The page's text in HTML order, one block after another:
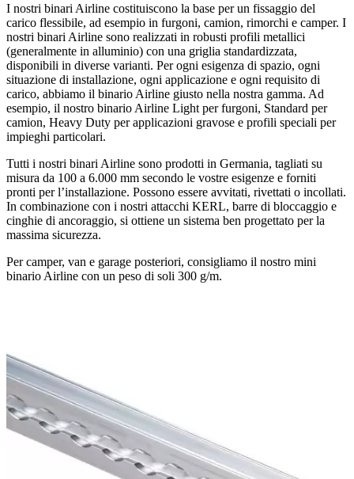
I nostri binari Airline costituiscono la base per un fissaggio del
carico flessibile, ad esempio in furgoni, camion, rimorchi e camper. I
nostri binari Airline sono realizzati in robusti profili metallici
(generalmente in alluminio) con una griglia standardizzata,
disponibili in diverse varianti. Per ogni esigenza di spazio, ogni
situazione di installazione, ogni applicazione e ogni requisito di
carico, abbiamo il binario Airline giusto nella nostra gamma. Ad
esempio, il nostro binario Airline Light per furgoni, Standard per
camion, Heavy Duty per applicazioni gravose e profili speciali per
impieghi particolari.
Tutti i nostri binari Airline sono prodotti in Germania, tagliati su
misura da 100 a 6.000 mm secondo le vostre esigenze e forniti
pronti per l’installazione. Possono essere avvitati, rivettati o incollati.
In combinazione con i nostri attacchi KERL, barre di bloccaggio e
cinghie di ancoraggio, si ottiene un sistema ben progettato per la
massima sicurezza.
Per camper, van e garage posteriori, consigliamo il nostro mini
binario Airline con un peso di soli 300 g/m.